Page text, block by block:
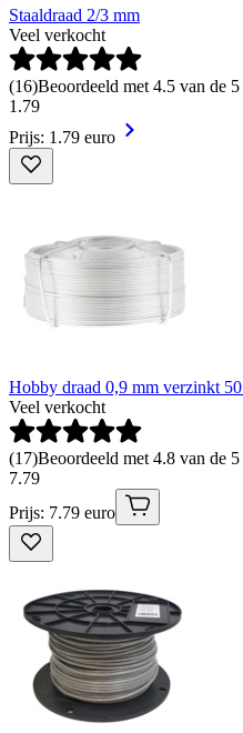
Staaldraad 2/3 mm
Veel verkocht
(16)Beoordeeld met 4.5 van de
1 .79
Prijs: 1.79 euro
Hobby draad 0,9 mm verzinkt
Veel verkocht
(17)Beoordeeld met 4.8 van de
7.79
Prijs: 7.79 euro